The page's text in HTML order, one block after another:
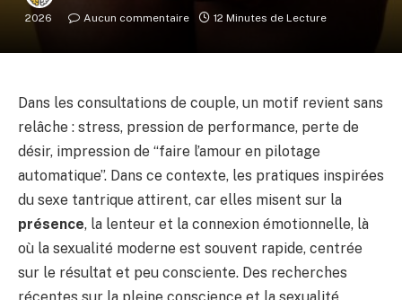
2026
Aucun commentaire 12 Minutes de Lecture
Dans les consultations de couple, un motif revient sans
relâche : stress, pression de performance, perte de
désir, impression de “faire l’amour en pilotage
automatique”. Dans ce contexte, les pratiques inspirées
du sexe tantrique attirent, car elles misent sur la
présence, la lenteur et la connexion émotionnelle, là
où la sexualité moderne est souvent rapide, centrée
sur le résultat et peu consciente. Des recherches